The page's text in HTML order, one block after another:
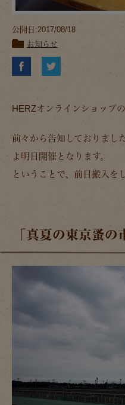
公開日:2017/08/18
お知らせ
HERZオンラインショップの
前々から告知しておりまし
よ明日開催となります。
ということで、前日搬入を
「真夏の東京蚤